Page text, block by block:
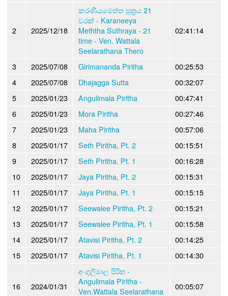
2 2025/12/18
කරණීයමෙත්ත සූත්‍රය 21
වරක් - Karaneeya
Meththa Suthraya - 21
time - Ven. Wattala
Seelarathana Thero
02:41:14
3 2025/07/08 Girimananda Piritha
00:25:53
4
2025/07/08 Dhajagga Sutta
00:32:07
5
2025/01/23 Angulimala Piritha
00:47:41
6
2025/01/23 Mora Piritha
00:27:46
7
2025/01/23 Maha Piritha
00:57:06
8
2025/01/17 Seth Piritha, Pt. 2
00:15:51
9
2025/01/17 Seth Piritha, Pt. 1
00:16:28
10
2025/01/17 Jaya Piritha, Pt. 2
00:15:31
11
2025/01/17 Jaya Piritha, Pt. 1
00:15:15
12
2025/01/17 Seewalee Piritha, Pt. 2
00:15:21
13
2025/01/17 Seewalee Piritha, Pt. 1
00:15:58
14
2025/01/17 Atavisi Piritha, Pt. 2
00:14:25
15
2025/01/17 Atavisi Piritha, Pt. 1 00:14:30
16 2024/01/31
අංගුලිමාල පිරිත -
Angulimala Piritha -
Ven.Wattala Seelarathana
00:05:07